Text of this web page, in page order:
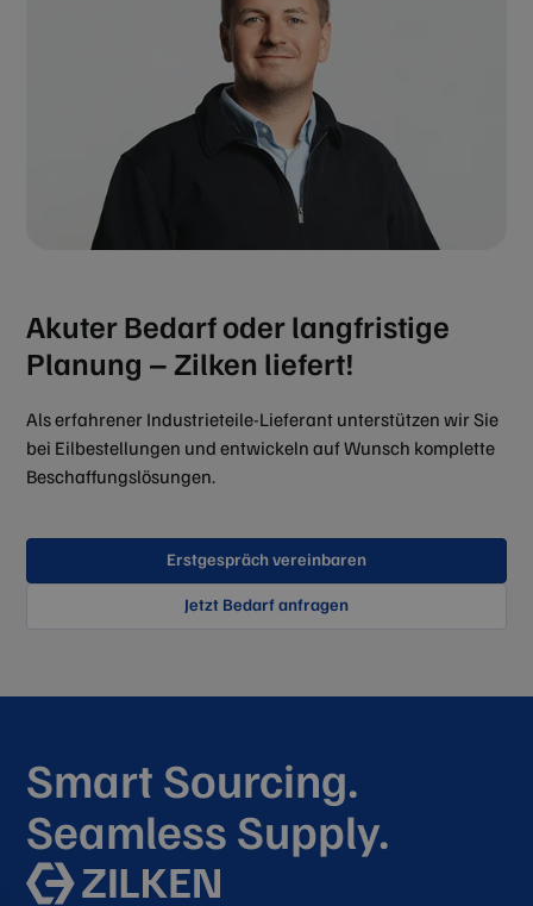
Akuter Bedarf oder langfristige
Planung – Zilken liefert!
Als erfahrener Industrieteile-Lieferant unterstützen wir Sie
bei Eilbestellungen und entwickeln auf Wunsch komplette
Beschaffungslösungen.
Erstgespräch vereinbaren
Jetzt Bedarf anfragen
Smart Sourcing.
Seamless Supply.